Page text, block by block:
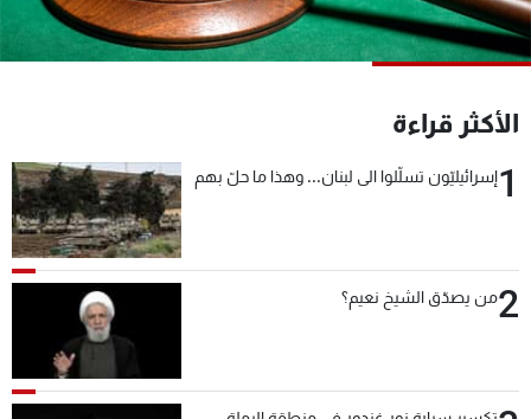
الأكثر قراءة
1إسرائيليّون تسلّلوا الى لبنان... وهذا ما حلّ بهم
2من يصدّق الشيخ نعيم؟
شاهد البرامج
الترددات
عن MTV
لاعلاناتكم
شروط الإسـتخدام
سياسة الخصوصية